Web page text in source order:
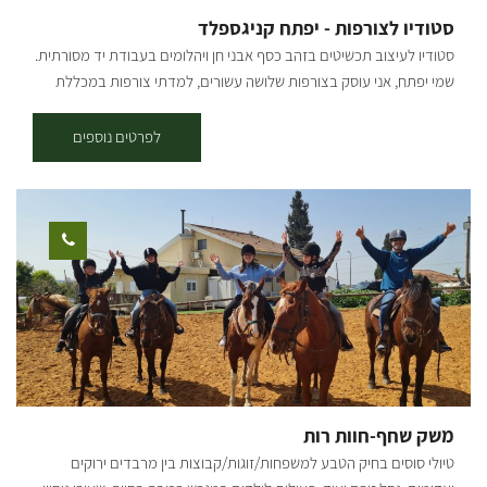
מורשים לעלות לטיסה. בימים א'-ה' - 620 ש"ח לנוסע. בימים שישי, שבת,
חגים וערבי חג - 770 ש"ח לנוסע. קיימות הנחות לקבוצות של 4 נוסעים
ומעלה. לתיאום פעילות והרשמה יש ליצור קשר טלפוני. [gallery
ids="29979,29981,29983,29985,7791,7789,7787,7785,7783"
סטודיו לצורפות - יפתח קניגספלד
סטודיו לעיצוב תכשיטים בזהב כסף אבני חן ויהלומים בעבודת יד מסורתית.
שמי יפתח, אני עוסק בצורפות שלושה עשורים, למדתי צורפות במכללת
המקומי, לימודי גמולגיה בבורסה לאבני חן ברג', והפעלת סטודיו לצורפות
בנווה צדק ת"א עד המעבר דרומה. בסטודיו קיימת תצוגה של יצירות
שנעשו במקום בעבודת יד בזהב כסף אבני חן ויהלומים. אנו מקיימים
סדנאות ללימודי יסודות הצורפות, קורסים מתקדמים וגם סדנאות חד
פעמיות שמתאימות למתקדמים ולחסרי ניסיון בו מתנסים בעבודת צורפות
ויוצאים עם תכשיט מעשי ידכם. בנוסף ניתן לתאם גם סדנאות זוגיות ליצירת
טבעות נישואין וכדומה. סדנאות חד פעמיות בעלות 380 ש"ח למשתתף,
בתוספת מחיר עבור שימוש בחומרים (זהב, כסף, אבנים), משך הסדנא 3
שעות, כמות משתתפים 2-4 לסדנא. הסדנאות והקורסים בתיאום והזמנה
מראש בטלפון. [gallery columns="4"
ids="28384,28386,28388,28390,28392,28394,28396,28398,28400,28
לפרטים נוספים
משק שחף-חוות רות
טיולי סוסים בחיק הטבע למשפחות/זוגות/קבוצות בין מרבדים ירוקים